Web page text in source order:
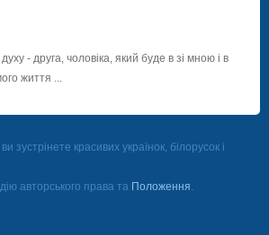
- друга, чоловіка, який буде в зі мною і в
життя ...
зустрінете красивих українок, білорусок і
авторського права та Положення.